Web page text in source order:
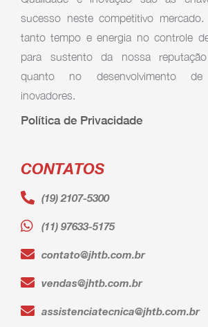
sucesso neste competitivo mercado.
tanto tempo e energia no controle
para sustento da nossa
quanto no desenvolvimento de
inovadores.
Política de Privacidade
CONTATOS
(19) 2107-5300
(11) 97633-5175
contato@jhtb.com.br
vendas@jhtb.com.br
assistenciatecnica@jhtb.com.br